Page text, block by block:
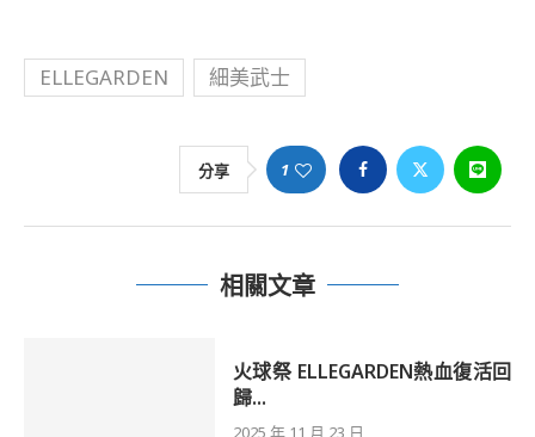
ELLEGARDEN 細美武士
分享 1
相關文章
火球祭 ELLEGARDEN熱血復活回
歸...
2025 年 11 月 23 日